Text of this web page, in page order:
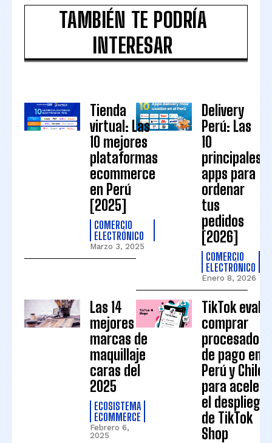
TAMBIÉN TE PODRÍA
INTERESAR
Tienda
virtual: Las
10 mejores
plataformas
ecommerce
en Perú
[2025]
COMERCIO
ELECTRÓNICO
Marzo 3, 2025
Delivery
Perú: Las
10
principales
apps para
ordenar
tus
pedidos
[2026]
COMERCIO
ELECTRÓNICO
Enero 8, 2026
Las 14
mejores
marcas de
maquillaje
caras del
2025
ECOSISTEMA
ECOMMERCE
Febrero 6,
2025
TikTok
comprar
de pago en
Perú y Chile
para
el
de TikTok
Shop